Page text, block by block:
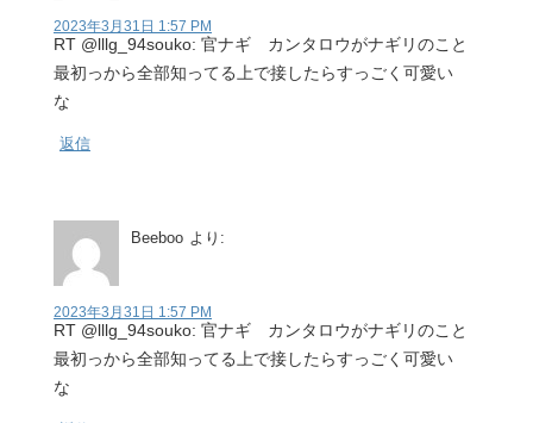
2023年3月31日 1:57 PM
RT @lllg_94souko: 官ナギ カンタロウがナギリのこと
最初っから全部知ってる上で接したらすっごく可愛い
な
返信
Beeboo より:
2023年3月31日 1:57 PM
RT @lllg_94souko: 官ナギ カンタロウがナギリのこと
最初っから全部知ってる上で接したらすっごく可愛い
な